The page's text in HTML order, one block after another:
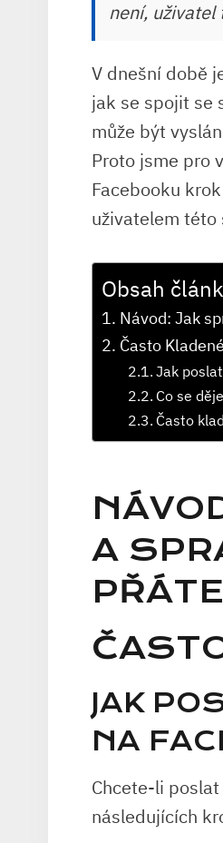
není, uživatel
V dnešní době
jak se spojit se
může být
Proto jsme pro
Facebooku
uživatelem
Obsah
Návod: Jak
Často
Jak
Co se
Často
A
JAK
NA
Chcete-li
následujících